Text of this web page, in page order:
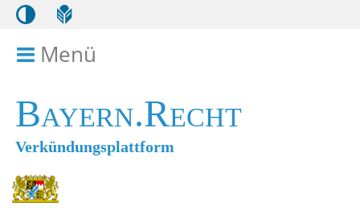
Menü
Bayern.Recht
Verkündungsplattform